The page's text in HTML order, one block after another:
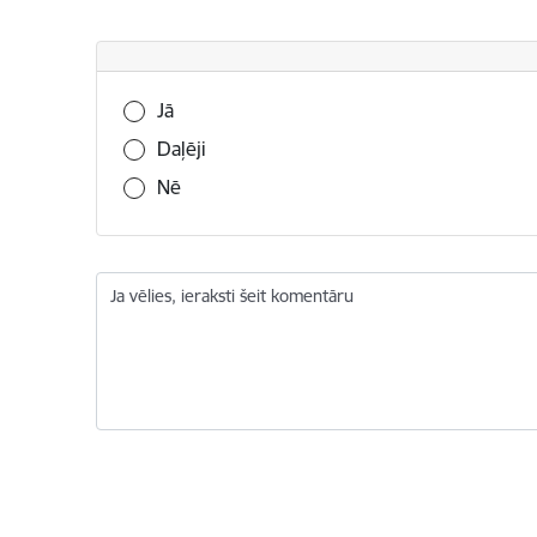
Vai šī informācija bija noderīga?
Jā
Daļēji
Nē
Ja vēlies, ieraksti šeit komentāru